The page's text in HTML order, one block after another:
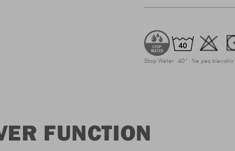
Stop Water 40° Ne pas blanchir
FUNCTION